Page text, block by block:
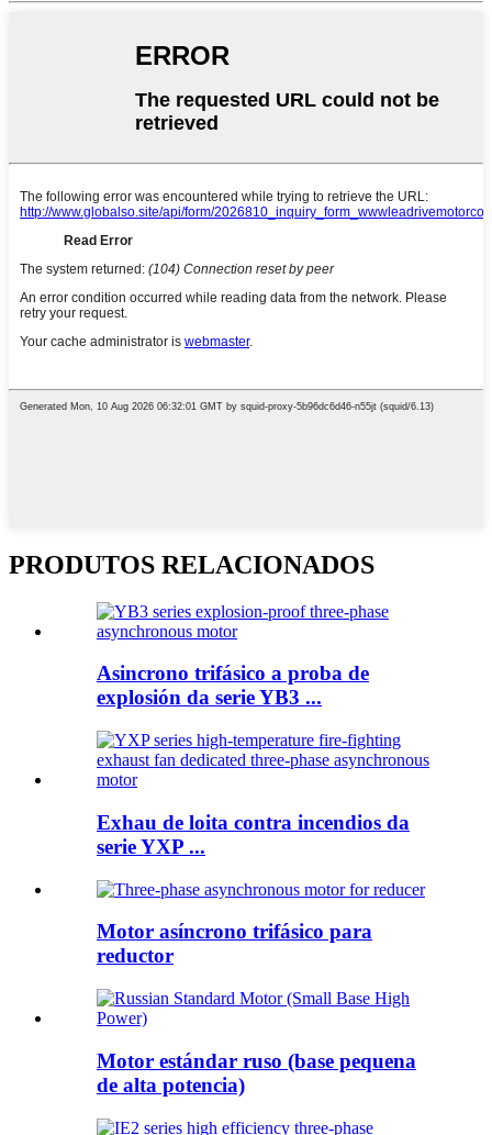
PRODUTOS RELACIONADOS
Asincrono trifásico a proba de
explosión da serie YB3 ...
Exhau de loita contra incendios da
serie YXP ...
Motor asíncrono trifásico para
reductor
Motor estándar ruso (base pequena
de alta potencia)